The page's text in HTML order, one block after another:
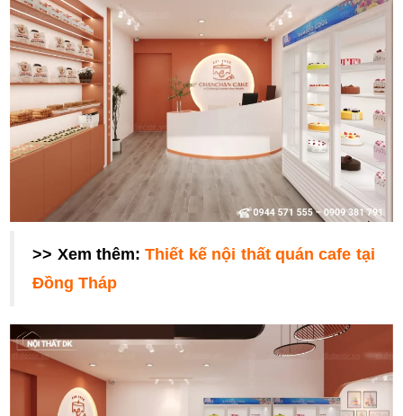
>> Xem thêm:Thiết kế nội thất quán cafe tại
Đồng Tháp